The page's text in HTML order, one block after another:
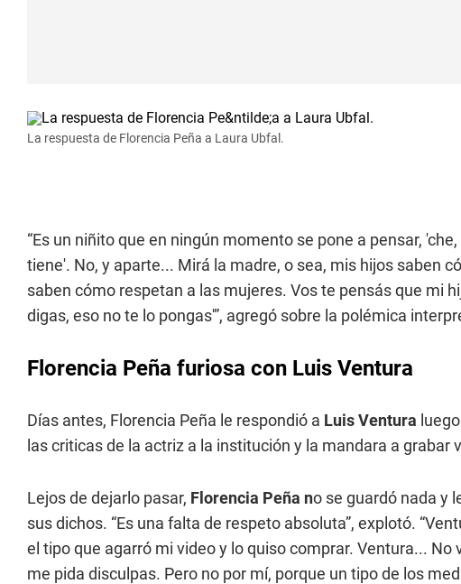
La respuesta de Florencia Peña a Laura Ubfal.
“Es un niñito que en ningún momento se pone a pensar,
tiene'. No, y aparte... Mirá la madre, o sea, mis hijos saben
saben cómo respetan a las mujeres. Vos te pensás que mi
digas, eso no te lo pongas'”, agregó sobre la polémica
Florencia Peña furiosa con Luis Ventura
Días antes, Florencia Peña le respondió a Luis Ventura
las criticas de la actriz a la institución y la mandara a grabar
Lejos de dejarlo pasar, Florencia Peña no se guardó nada y
sus dichos. “Es una falta de respeto absoluta”, explotó.
el tipo que agarró mi video y lo quiso comprar. Ventura... No
me pida disculpas. Pero no por mí, porque un tipo de los